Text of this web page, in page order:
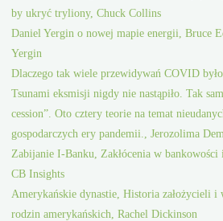
by ukryć tryliony, Chuck Collins
Daniel Yergin o nowej mapie energii, Bruce
Yergin
Dlaczego tak wiele przewidywań COVID było
Tsunami eksmisji nigdy nie nastąpiło. Tak
cession”. Oto cztery teorie na temat
gospodarczych ery pandemii., Jerozolima
Zabijanie I-Banku, Zakłócenia w bankowości
CB Insights
Amerykańskie dynastie, Historia założycieli i
rodzin amerykańskich, Rachel Dickinson